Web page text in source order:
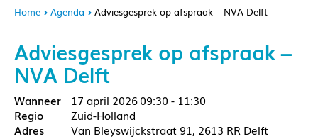
Home Agenda Adviesgesprek op afspraak – NVA Delft
Adviesgesprek op afspraak –
NVA Delft
17 april 202609:30 - 11:30
Zuid-Holland
Van Bleyswijckstraat 91, 2613 RR Delft